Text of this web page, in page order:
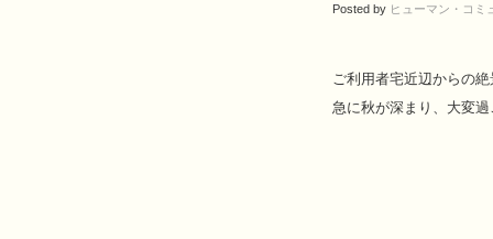
Posted by ヒューマン・コミ
ご利用者宅近辺からの
急に秋が深まり、大変